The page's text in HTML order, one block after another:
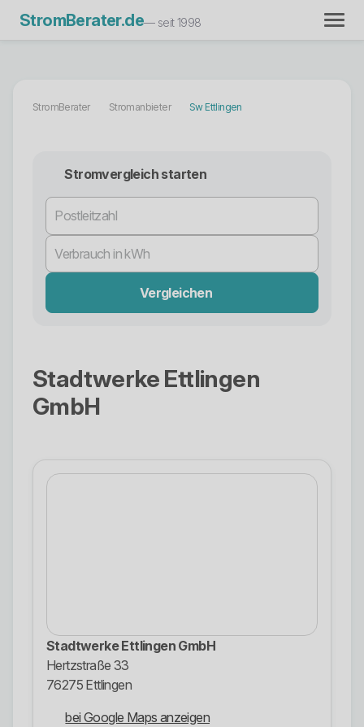
StromBerater.de— seit 1998
StromBerater Stromanbieter Sw Ettlingen
Stromvergleich starten
Vergleichen
Stadtwerke Ettlingen
GmbH
Stadtwerke Ettlingen GmbH
Hertzstraße 33
76275 Ettlingen
bei Google Maps anzeigen